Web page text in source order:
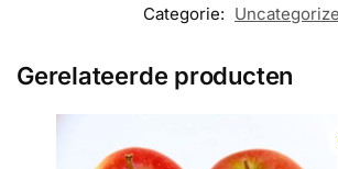
Categorie:
Gerelateerde producten